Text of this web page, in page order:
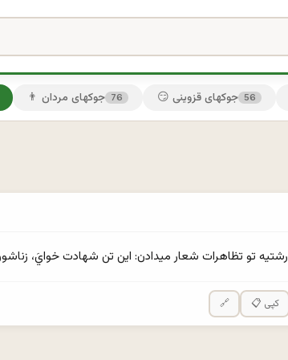
👨 جوکهای مردان 76 😏 جوکهای قزوینی 56
رشتيه تو تظاهرات شعار ميدادن: اين تن شهادت خوايَ،
🔗 📋 کپی